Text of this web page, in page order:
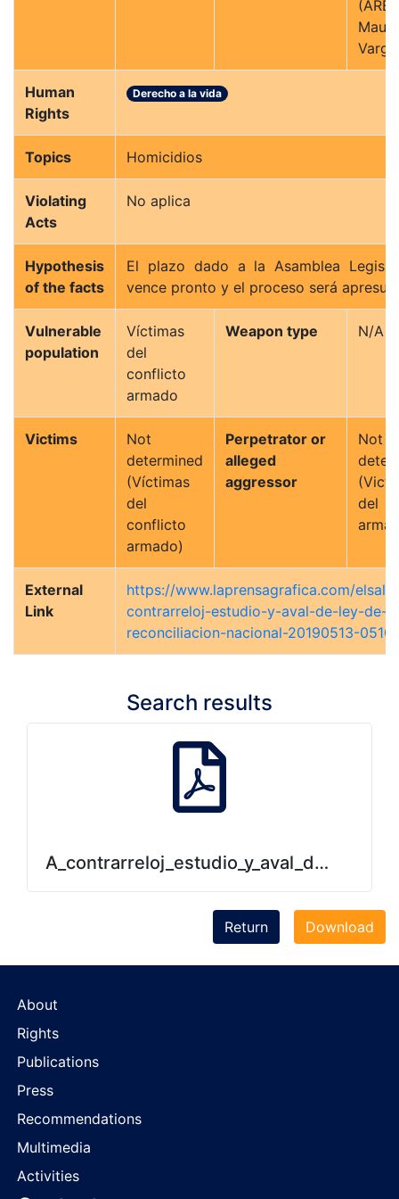
Human
Rights
Derecho a la vida
Topics Homicidios
Violating
Acts
No aplica
Hypothesis
of the facts
El plazo dado a la Asamblea
vence pronto y el proceso será
Vulnerable
population
Víctimas
del
conflicto
armado
Weapon type N/A
Victims
Not
determined
(Víctimas
del
conflicto
armado)
Perpetrator or
alleged
aggressor
Not
del
External
Link
https://www.laprensagrafica.com/
contrarreloj-estudio-y-aval-de-ley-de-
reconciliacion-nacional-20190513-
Search results
Download
Return
About
Rights
Publications
Press
Recommendations
Multimedia
Activities